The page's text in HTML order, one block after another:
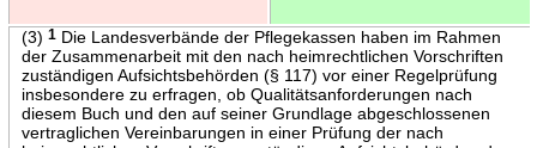
(3) 1Die Landesverbände der Pflegekassen haben im Rahmen
der Zusammenarbeit mit den nach heimrechtlichen Vorschriften
zuständigen Aufsichtsbehörden (§ 117) vor einer Regelprüfung
insbesondere zu erfragen, ob Qualitätsanforderungen nach
diesem Buch und den auf seiner Grundlage abgeschlossenen
vertraglichen Vereinbarungen in einer Prüfung der nach